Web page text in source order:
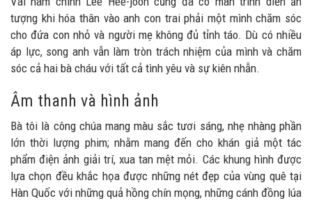
tượng khi hóa thân vào anh con trai phải một mình chăm sóc
cho đứa con nhỏ và người mẹ không đủ tỉnh táo. Dù có nhiều
áp lực, song anh vẫn làm tròn trách nhiệm của mình và chăm
sóc cả hai bà cháu với tất cả tình yêu và sự kiên nhẫn.
Âm thanh và hình ảnh
Bà tôi là công chúa mang màu sắc tươi sáng, nhẹ nhàng phần
lớn thời lượng phim; nhằm mang đến cho khán giả một tác
phẩm điện ảnh giải trí, xua tan mệt mỏi. Các khung hình được
lựa chọn đều khắc họa được những nét đẹp của vùng quê tại
Hàn Quốc với những quả hồng chín mọng, những cánh đồng lúa